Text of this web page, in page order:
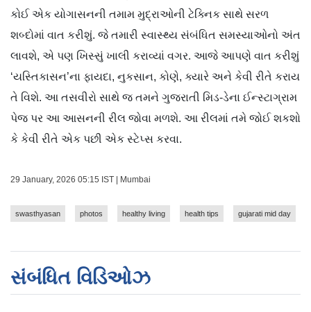
કોઈ એક યોગાસનની તમામ મુદ્રાઓની ટેક્નિક સાથે સરળ
શબ્દોમાં વાત કરીશું. જે તમારી સ્વાસ્થ્ય સંબંધિત સમસ્યાઓનો અંત
લાવશે, એ પણ ખિસ્સું ખાલી કરાવ્યાં વગર. આજે આપણે વાત કરીશું
‘યસ્તિકાસન’ના ફાયદા, નુકસાન, કોણે, ક્યારે અને કેવી રીતે કરાય
તે વિશે. આ તસવીરો સાથે જ તમને ગુજરાતી મિડ-ડેના ઈન્સ્ટાગ્રામ
પેજ પર આ આસનની રીલ જોવા મળશે. આ રીલમાં તમે જોઈ શકશો
કે કેવી રીતે એક પછી એક સ્ટેપ્સ કરવા.
29 January, 2026 05:15 IST | Mumbai
swasthyasan photos healthy living health tips gujarati mid day
સંબંધિત વિડિઓઝ